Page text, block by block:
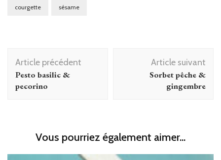
courgette sésame
Navigation
d'article
Article précédent
Pesto basilic &
pecorino
Article suivant
Sorbet pêche &
gingembre
Vous pourriez également aimer...